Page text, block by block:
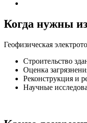
Когда нужны
Геофизическая
Строительство
Оценка
Реконструкция и
Научные